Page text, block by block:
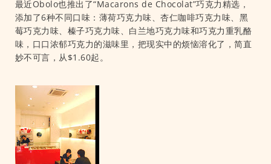
最近Obolo也推出了“Macarons de Chocolat”巧克力精选，
添加了6种不同口味：薄荷巧克力味、杏仁咖啡巧克力味、黑
莓巧克力味、榛子巧克力味、白兰地巧克力味和巧克力重乳酪
味，口口浓郁巧克力的滋味里，把现实中的烦恼溶化了，简直
妙不可言，从$1.60起。